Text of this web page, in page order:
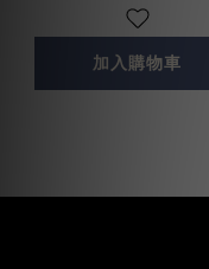
加入購物車